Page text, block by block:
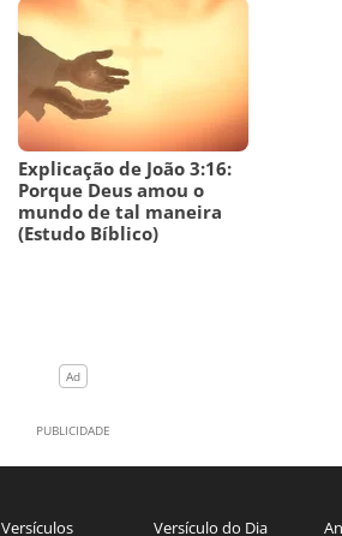
Explicação de João 3:16:
Porque Deus amou o
mundo de tal maneira
(Estudo Bíblico)
Versículos Versículo do Dia